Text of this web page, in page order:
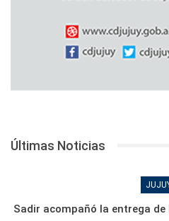
Últimas Noticias
Sadir acompañó la entrega